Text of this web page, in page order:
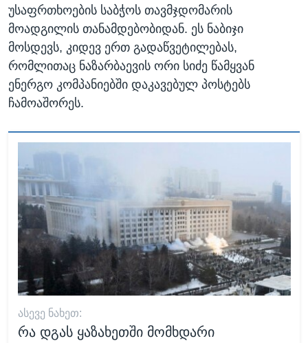
უსაფრთხოების საბჭოს თავმჯდომარის
მოადგილის თანამდებობიდან. ეს ნაბიჯი
მოსდევს, კიდევ ერთ გადაწვეტილებას,
რომლითაც ნაზარბაევის ორი სიძე წამყვან
ენერგო კომპანიებში დაკავებულ პოსტებს
ჩამოაშორეს.
ᲐᲡᲔᲕᲔ ᲜᲐᲮᲔᲗ:
რა დგას ყაზახეთში მომხდარი